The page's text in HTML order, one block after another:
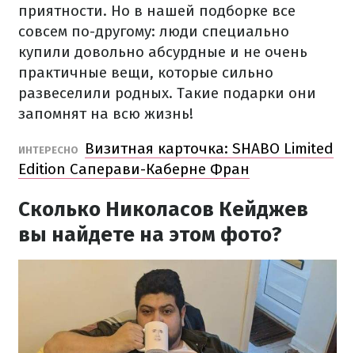
приятности. Но в нашей подборке все
совсем по-другому: люди специально
купили довольно абсурдные и не очень
практичные вещи, которые сильно
развеселили родных. Такие подарки они
запомнят на всю жизнь!
ИНТЕРЕСНО
Визитная карточка: SHABO Limited
Edition Саперави-Каберне Фран
Сколько Николасов Кейджев
вы найдете на этом фото?